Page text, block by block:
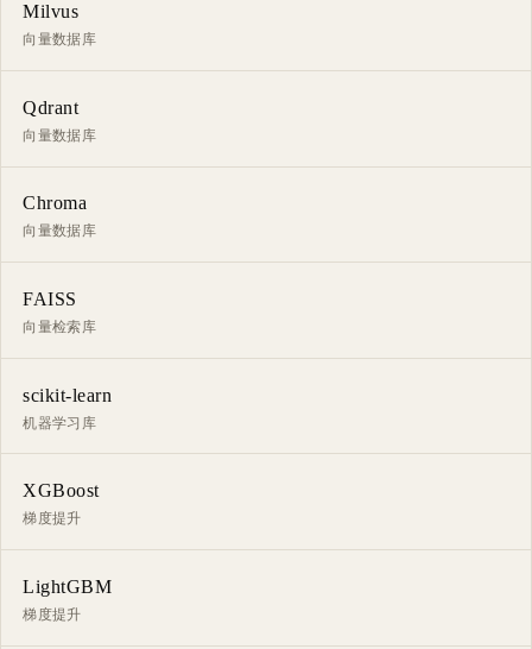
Milvus
向量数据库
Qdrant
向量数据库
Chroma
向量数据库
FAISS
向量检索库
scikit-learn
机器学习库
XGBoost
梯度提升
LightGBM
梯度提升